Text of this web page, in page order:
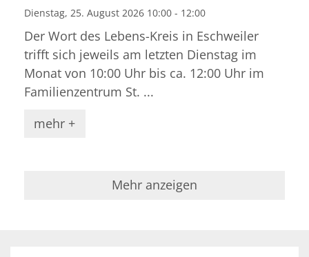
Dienstag, 25. August 2026 10:00 - 12:00
Der Wort des Lebens-Kreis in Eschweiler
trifft sich jeweils am letzten Dienstag im
Monat von 10:00 Uhr bis ca. 12:00 Uhr im
Familienzentrum St. ...
mehr +
Mehr anzeigen